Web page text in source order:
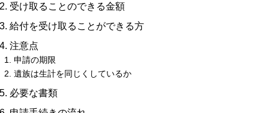
受け取ることのできる金額
給付を受け取ることができる方
注意点
申請の期限
遺族は生計を同じくしているか
必要な書類